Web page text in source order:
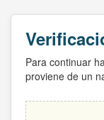
Para continuar
proviene de un